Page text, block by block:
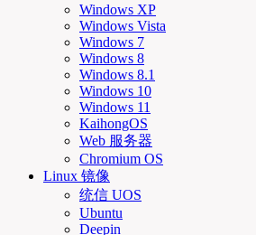
Windows XP
Windows Vista
Windows 7
Windows 8
Windows 8.1
Windows 10
Windows 11
KaihongOS
Web 服务器
Chromium OS
Linux 镜像
统信 UOS
Ubuntu
Deepin